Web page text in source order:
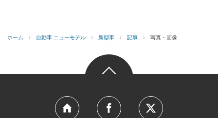
ホーム › 自動車 ニューモデル › 新型車 › 記事 › 写真・画像